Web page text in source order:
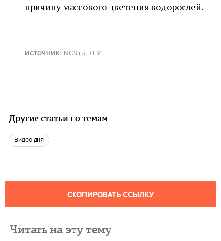
причину массового цветения водорослей.
ИСТОЧНИК: NGS.ru, ТГУ
Другие статьи по темам
видео дня
СКОПИРОВАТЬ ССЫЛКУ
Читать на эту тему